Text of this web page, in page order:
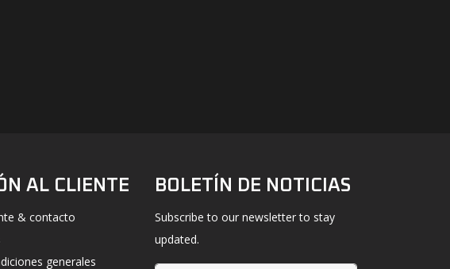
AL CLIENTE
& contacto
generales
BOLETÍN DE NOTICIAS
Subscribe to our newsletter to stay
updated.